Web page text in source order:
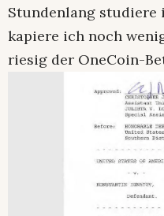
Stundenlang studiere
kapiere ich noch
riesig der OneCoin-